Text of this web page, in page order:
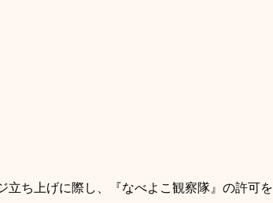
立ち上げに際し、『なべよこ観察隊』の許可を